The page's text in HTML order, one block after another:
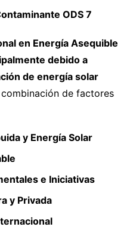
ODS 7
en Energía Asequible
debido a
de energía solar
de factores
y Energía Solar
e Iniciativas
y Privada